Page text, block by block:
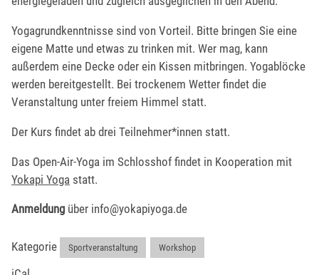
Yogagrundkenntnisse sind von Vorteil. Bitte bringen Sie eine
eigene Matte und etwas zu trinken mit. Wer mag, kann
außerdem eine Decke oder ein Kissen mitbringen. Yogablöcke
werden bereitgestellt. Bei trockenem Wetter findet die
Veranstaltung unter freiem Himmel statt.
Der Kurs findet ab drei Teilnehmer*innen statt.
Das Open-Air-Yoga im Schlosshof findet in Kooperation mit
Yokapi Yoga statt.
Anmeldung über info@yokapiyoga.de
Kategorie Sportveranstaltung Workshop